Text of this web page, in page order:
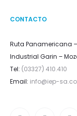
CONTACTO
Ruta Panamericana
Industrial Garin –
Tel: (03327) 410.410
Email: info@iep-